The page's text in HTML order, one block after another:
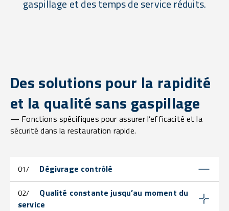
gaspillage et des temps de service réduits.
Des solutions pour la rapidité
et la qualité sans gaspillage
— Fonctions spécifiques pour assurer l’efficacité et la
sécurité dans la restauration rapide.
01/ Dégivrage contrôlé
02/
Qualité constante jusqu’au moment du
service